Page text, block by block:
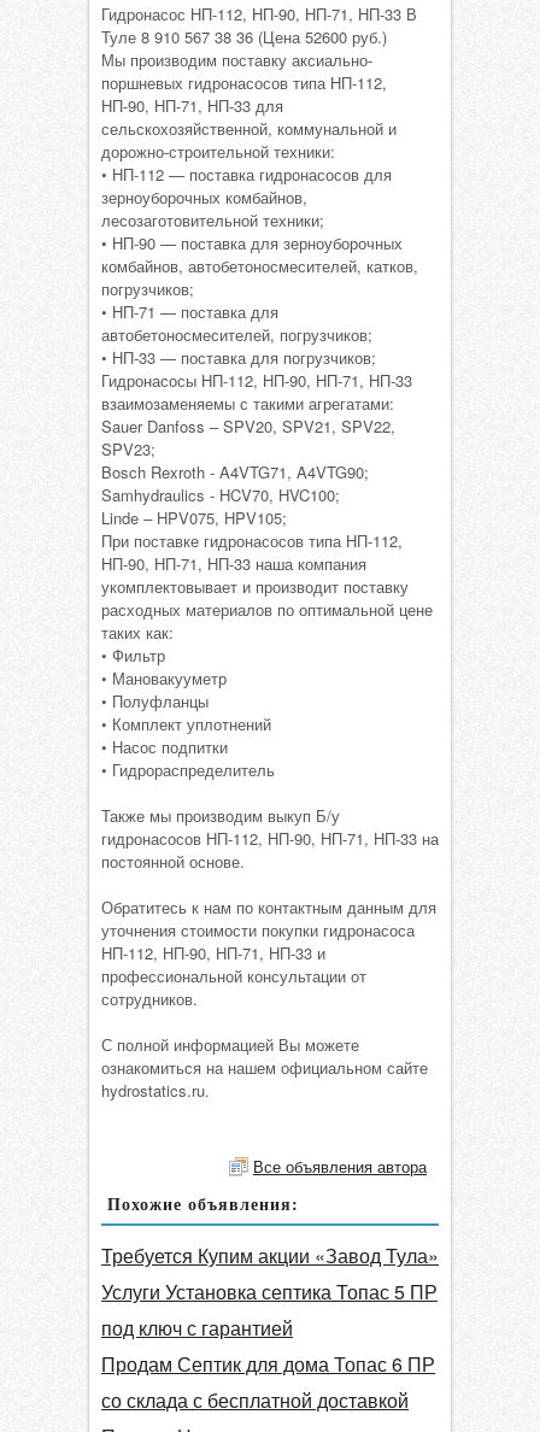
Гидронасос НП-112, НП-90, НП-71, НП-33 В
Туле 8 910 567 38 36 (Цена 52600 руб.)
Мы производим поставку аксиально-
поршневых гидронасосов типа НП-112,
НП-90, НП-71, НП-33 для
сельскохозяйственной, коммунальной и
дорожно-строительной техники:
• НП-112 — поставка гидронасосов для
зерноуборочных комбайнов,
лесозаготовительной техники;
• НП-90 — поставка для зерноуборочных
комбайнов, автобетоносмесителей, катков,
погрузчиков;
• НП-71 — поставка для
автобетоносмесителей, погрузчиков;
• НП-33 — поставка для погрузчиков;
Гидронасосы НП-112, НП-90, НП-71, НП-33
взаимозаменяемы с такими агрегатами:
Sauer Danfoss – SPV20, SPV21, SPV22,
SPV23;
Bosch Rexroth - A4VTG71, A4VTG90;
Samhydraulics - HCV70, HVC100;
Linde – HPV075, HPV105;
При поставке гидронасосов типа НП-112,
НП-90, НП-71, НП-33 наша компания
укомплектовывает и производит поставку
расходных материалов по оптимальной цене
таких как:
• Фильтр
• Мановакууметр
• Полуфланцы
• Комплект уплотнений
• Насос подпитки
• Гидрораспределитель
Также мы производим выкуп Б/у
гидронасосов НП-112, НП-90, НП-71, НП-33 на
постоянной основе.
Обратитесь к нам по контактным данным для
уточнения стоимости покупки гидронасоса
НП-112, НП-90, НП-71, НП-33 и
профессиональной консультации от
сотрудников.
С полной информацией Вы можете
ознакомиться на нашем официальном сайте
hydrostatics.ru.
Все объявления автора
Похожие объявления:
Требуется Купим акции «Завод Тула»
Услуги Установка септика Топас 5 ПР
под ключ с гарантией
Продам Септик для дома Топас 6 ПР
со склада с бесплатной доставкой